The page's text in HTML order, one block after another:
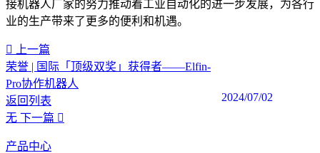
接机器人厂家的努力推动着工业自动化的进一步发展，为各行
业的生产带来了更多的便利和机遇。‍
上一篇
荣誉 | 国际「顶级双奖」获得者——Elfin-
Pro协作机器人
2024/07/02
返回列表
无 下一篇
产品中心